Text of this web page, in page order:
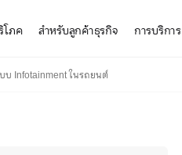
ภค สำหรับลูกค้าธุรกิจ การบริการ
บ Infotainment ในรถยนต์